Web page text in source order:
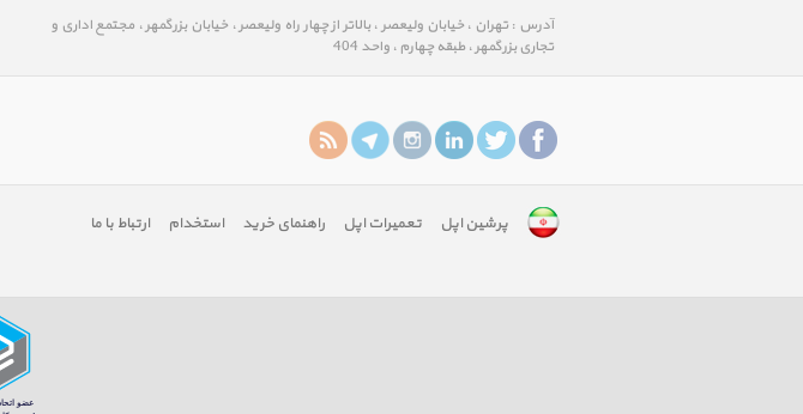
آدرس : تهران ، خیابان ولیعصر ، بالاتر از چهار راه ولیعصر ، خیابان بزرگمهر ، مجتمع اداری و
تجاری بزرگمهر ، طبقه چهارم ، واحد 404
پرشین اپل تعمیرات اپل راهنمای خرید استخدام ارتباط با ما